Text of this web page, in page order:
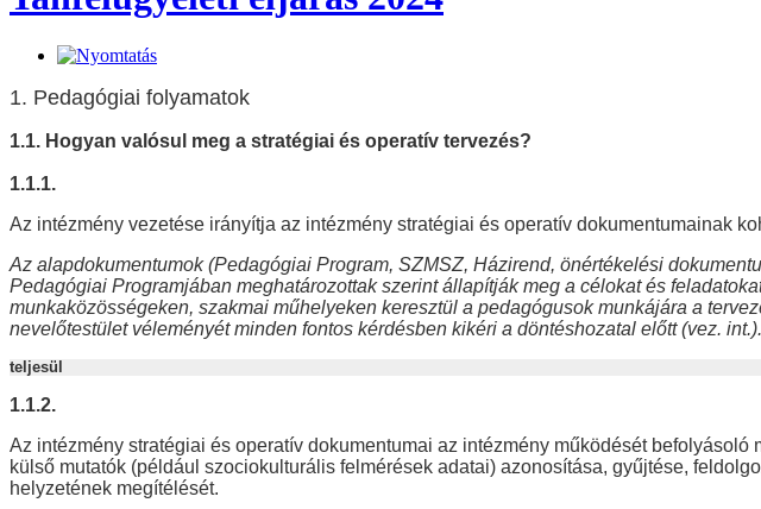
1. Pedagógiai folyamatok
1.1. Hogyan valósul meg a stratégiai és operatív tervezés?
1.1.1.
Az intézmény vezetése irányítja az intézmény stratégiai és operatív dokumentumainak
Az alapdokumentumok (Pedagógiai Program, SZMSZ, Házirend, önértékelési
Pedagógiai Programjában meghatározottak szerint állapítják meg a célokat és
munkaközösségeken, szakmai műhelyeken keresztül a pedagógusok munkájára a
nevelőtestület véleményét minden fontos kérdésben kikéri a döntéshozatal előtt (vez. int.).
teljesül
1.1.2.
Az intézmény stratégiai és operatív dokumentumai az intézmény működését
külső mutatók (például szociokulturális felmérések adatai) azonosítása, gyűjtése,
helyzetének megítélését.